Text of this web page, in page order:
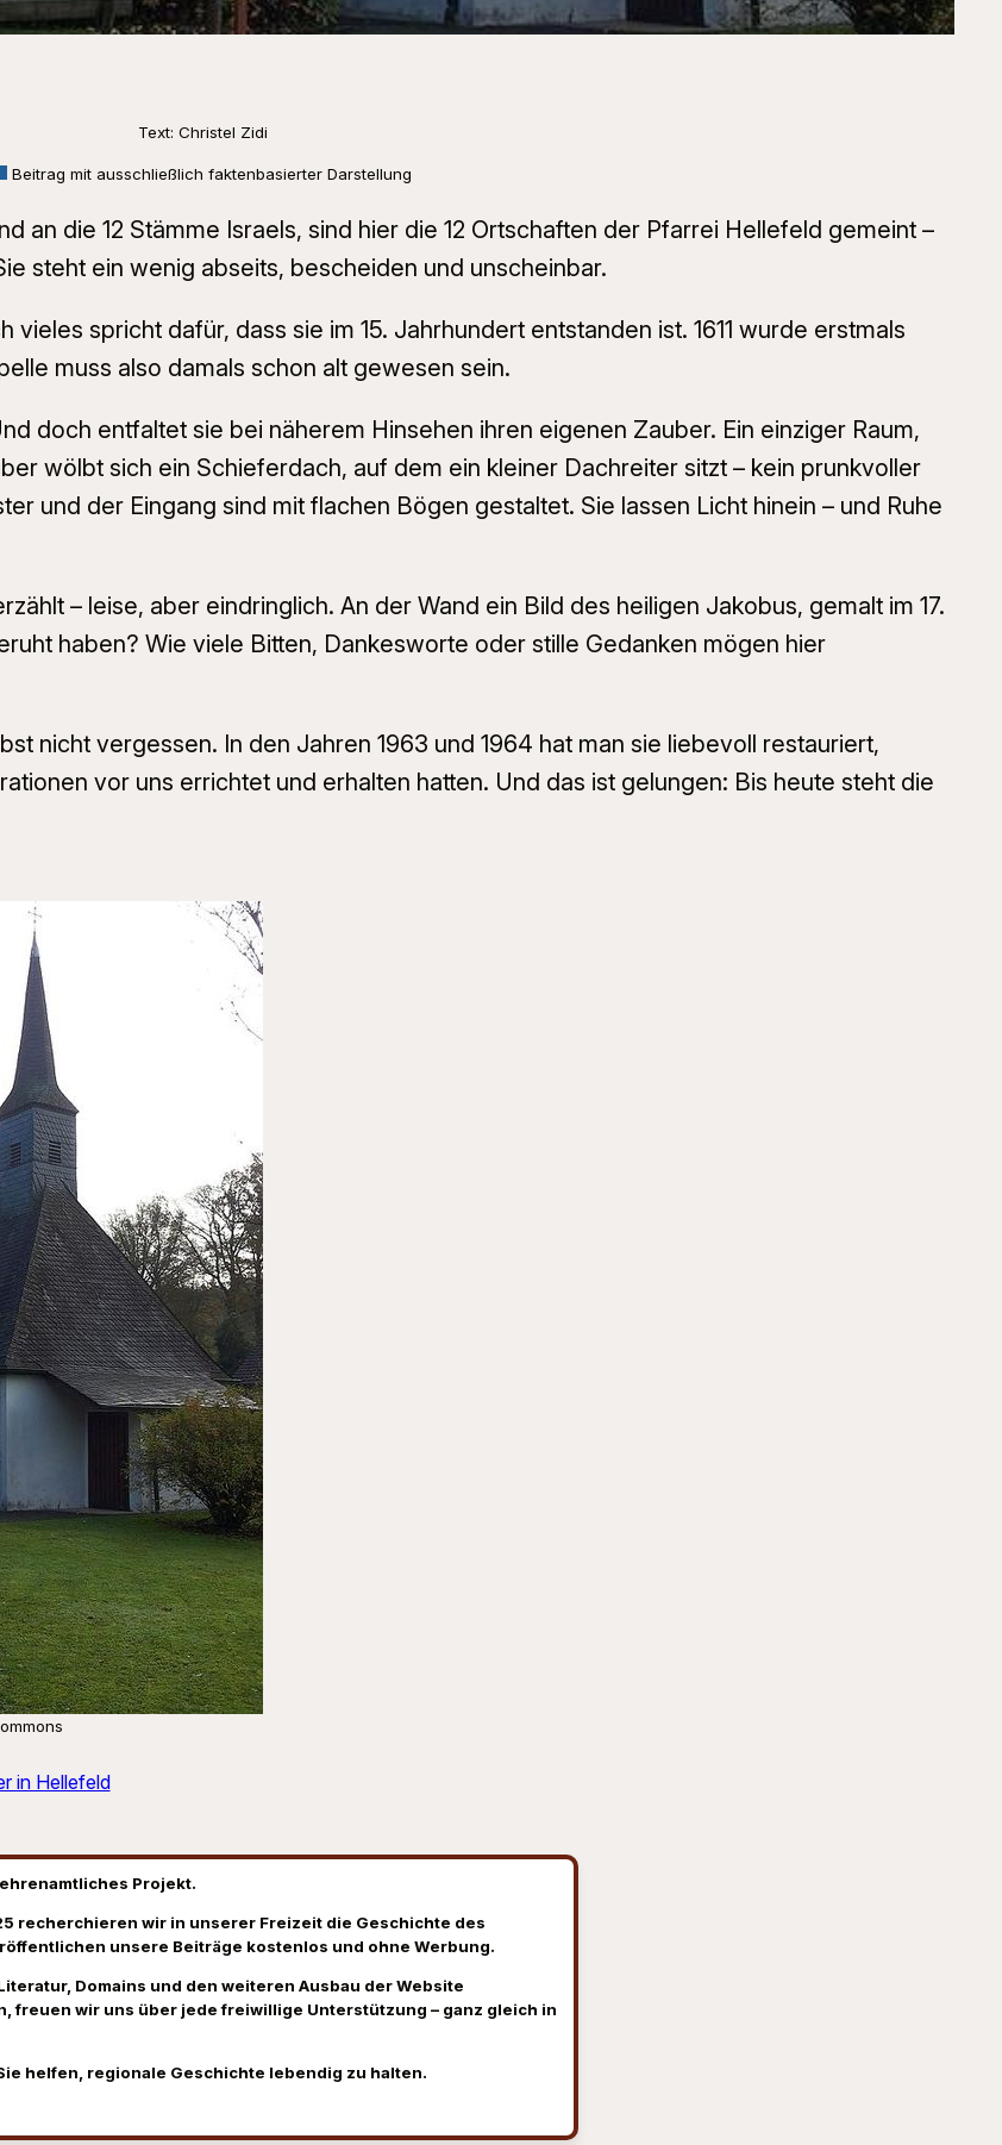
Text: Christel Zidi
Beitrag mit ausschließlich faktenbasierter Darstellung
an die 12 Stämme Israels, sind hier die 12 Ortschaften der Pfarrei Hellefeld gemeint –
steht ein wenig abseits, bescheiden und unscheinbar.
spricht dafür, dass sie im 15. Jahrhundert entstanden ist. 1611 wurde erstmals
muss also damals schon alt gewesen sein.
doch entfaltet sie bei näherem Hinsehen ihren eigenen Zauber. Ein einziger Raum,
wölbt sich ein Schieferdach, auf dem ein kleiner Dachreiter sitzt – kein prunkvoller
und der Eingang sind mit flachen Bögen gestaltet. Sie lassen Licht hinein – und Ruhe
– leise, aber eindringlich. An der Wand ein Bild des heiligen Jakobus, gemalt im 17.
haben? Wie viele Bitten, Dankesworte oder stille Gedanken mögen hier
nicht vergessen. In den Jahren 1963 und 1964 hat man sie liebevoll restauriert,
vor uns errichtet und erhalten hatten. Und das ist gelungen: Bis heute steht die
in Hellefeld
Projekt.
recherchieren wir in unserer Freizeit die Geschichte des
unsere Beiträge kostenlos und ohne Werbung.
Domains und den weiteren Ausbau der Website
freuen wir uns über jede freiwillige Unterstützung – ganz gleich in
helfen, regionale Geschichte lebendig zu halten.